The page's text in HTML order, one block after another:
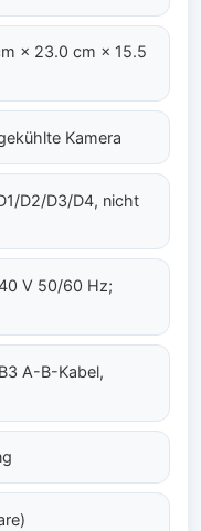
× 23.0 cm × 15.5
Kamera
D2/D3/D4, nicht
V 50/60 Hz;
A-B-Kabel,